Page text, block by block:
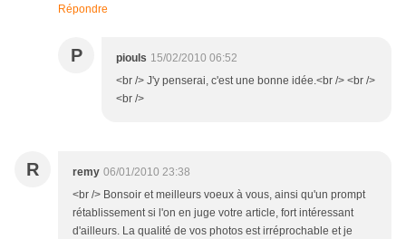
Répondre
P piouls 15/02/2010 06:52
<br /> J'y penserai, c'est une bonne idée.<br /> <br />
<br />
R remy 06/01/2010 23:38
<br /> Bonsoir et meilleurs voeux à vous, ainsi qu'un prompt
rétablissement si l'on en juge votre article, fort intéressant
d'ailleurs. La qualité de vos photos est irréprochable et je